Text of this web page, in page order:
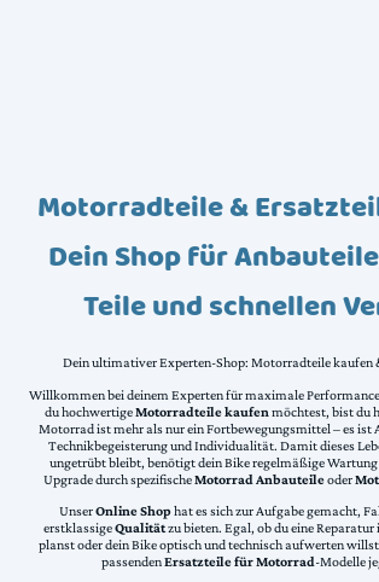
Motorradteile &
Dein Shop für
Teile und schnellen
Dein ultimativer Experten-Shop: Motorradteile kaufen
Willkommen bei deinem Experten für maximale
du hochwertigeMotorradteile kaufen möchtest, bist du
Motorrad ist mehr als nur ein Fortbewegungsmittel – es ist
Technikbegeisterung und Individualität. Damit dieses
ungetrübt bleibt, benötigt dein Bike regelmäßige
Upgrade durch spezifischeMotorrad Anbauteileoder
UnserOnline Shophat es sich zur Aufgabe gemacht,
erstklassigeQualitätzu bieten. Egal, ob du eine Reparatur
planst oder dein Bike optisch und technisch aufwerten
passendenErsatzteile für Motorrad-Modelle